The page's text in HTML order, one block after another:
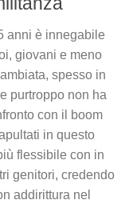
anni è innegabile
giovani e meno
spesso in
purtroppo non ha
con il boom
in questo
flessibile con in
genitori, credendo
addirittura nel